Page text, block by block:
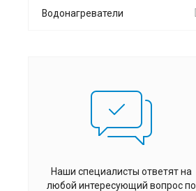
Водонагреватели
Наши специалисты ответят на
любой интересующий вопрос по